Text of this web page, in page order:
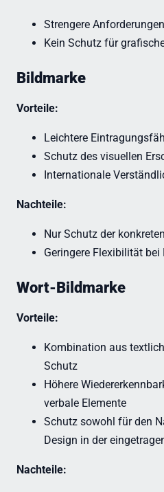
Strengere
Kein Schutz für
Bildmarke
Vorteile:
Leichtere
Schutz des visuellen
Internationale
Nachteile:
Nur Schutz der
Geringere Flexibilität
Wort-Bildmarke
Vorteile:
Kombination aus
Schutz
Höhere
verbale Elemente
Schutz sowohl für den
Design in der
Nachteile: